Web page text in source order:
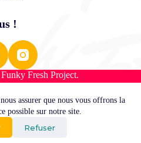
assurer que nous vous offrons la
possible sur notre site.
Refuser
!
Fresh Project.
du site
de ventes
légales